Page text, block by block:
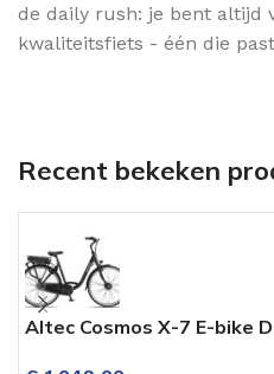
de daily rush: je bent altijd
kwaliteitsfiets - één die
Recent bekeken
Altec Cosmos X-7 E-bike